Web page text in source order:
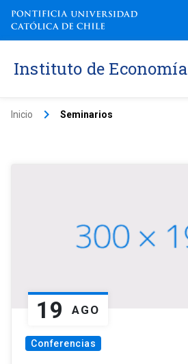
Instituto de Economía
Inicio keyboard_arrow_right Seminarios
19 AGO
Conferencias